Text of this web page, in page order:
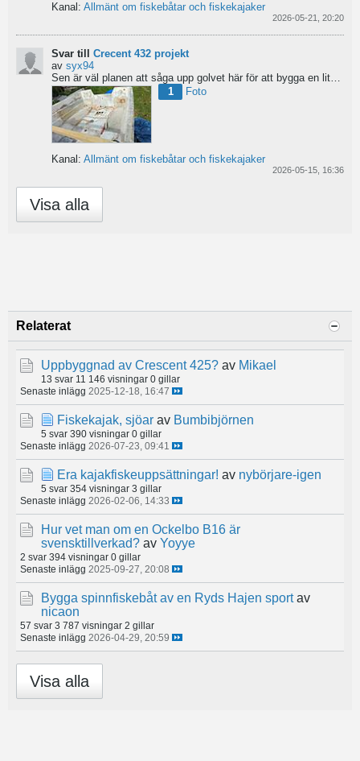
Kanal: Allmänt om fiskebåtar och fiskekajaker
2026-05-21, 20:20
Svar till Crecent 432 projekt
av syx94
Sen är väl planen att såga upp golvet här för att bygga en liten brun för pump och täta resterande del...
1
Foto
Kanal: Allmänt om fiskebåtar och fiskekajaker
2026-05-15, 16:36
Visa alla
Relaterat
Uppbyggnad av Crescent 425? av Mikael
13 svar 11 146 visningar 0 gillar
Senaste inlägg 2025-12-18, 16:47
Fiskekajak, sjöar av Bumbibjörnen
5 svar 390 visningar 0 gillar
Senaste inlägg 2026-07-23, 09:41
Era kajakfiskeuppsättningar! av nybörjare-igen
5 svar 354 visningar 3 gillar
Senaste inlägg 2026-02-06, 14:33
Hur vet man om en Ockelbo B16 är
svensktillverkad? av Yoyye
2 svar 394 visningar 0 gillar
Senaste inlägg 2025-09-27, 20:08
Bygga spinnfiskebåt av en Ryds Hajen sport av
nicaon
57 svar 3 787 visningar 2 gillar
Senaste inlägg 2026-04-29, 20:59
Visa alla